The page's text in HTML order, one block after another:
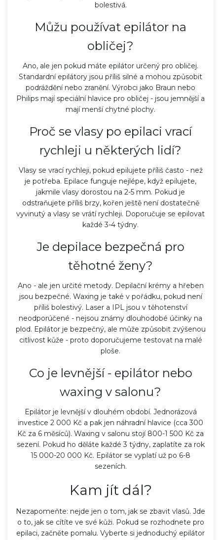
bolestivá.
Můžu používat epilátor na
obličej?
Ano, ale jen pokud máte epilátor určený pro obličej.
Standardní epilátory jsou příliš silné a mohou způsobit
podráždění nebo zranění. Výrobci jako Braun nebo
Philips mají speciální hlavice pro obličej - jsou jemnější a
mají menší chytné plochy.
Proč se vlasy po epilaci vrací
rychleji u některých lidí?
Vlasy se vrací rychleji, pokud epilujete příliš často - než
je potřeba. Epilace funguje nejlépe, když epilujete,
jakmile vlasy dorostou na 2-5 mm. Pokud je
odstraňujete příliš brzy, kořen ještě není dostatečně
vyvinutý a vlasy se vrátí rychleji. Doporučuje se epilovat
každé 3-4 týdny.
Je depilace bezpečná pro
těhotné ženy?
Ano - ale jen určité metody. Depilační krémy a hřeben
jsou bezpečné. Waxing je také v pořádku, pokud není
příliš bolestivý. Laser a IPL jsou v těhotenství
neodporúčené - nejsou známy dlouhodobé účinky na
plod. Epilátor je bezpečný, ale může způsobit zvýšenou
citlivost kůže - proto doporučujeme testovat na malé
ploše.
Co je levnější - epilátor nebo
waxing v salonu?
Epilátor je levnější v dlouhém období. Jednorázová
investice 2 000 Kč a pak jen náhradní hlavice (cca 300
Kč za 6 měsíců). Waxing v salonu stojí 800-1 500 Kč za
sezení. Pokud ho děláte každé 3 týdny, zaplatíte za rok
15 000-20 000 Kč. Epilátor se vyplatí už po 6-8
sezeních.
Kam jít dál?
Nezapomeňte: nejde jen o tom, jak se zbavit vlasů. Jde
o to, jak se cítíte ve své kůži. Pokud se rozhodnete pro
epilaci, začněte pomalu. Vyberte si jednoduchý epilátor